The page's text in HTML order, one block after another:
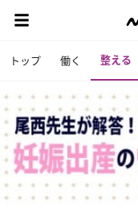
トップ 働く 整える